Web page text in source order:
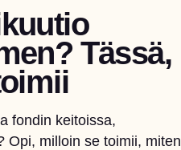
Tässä,
fondin keitoissa,
Opi, milloin se toimii, miten